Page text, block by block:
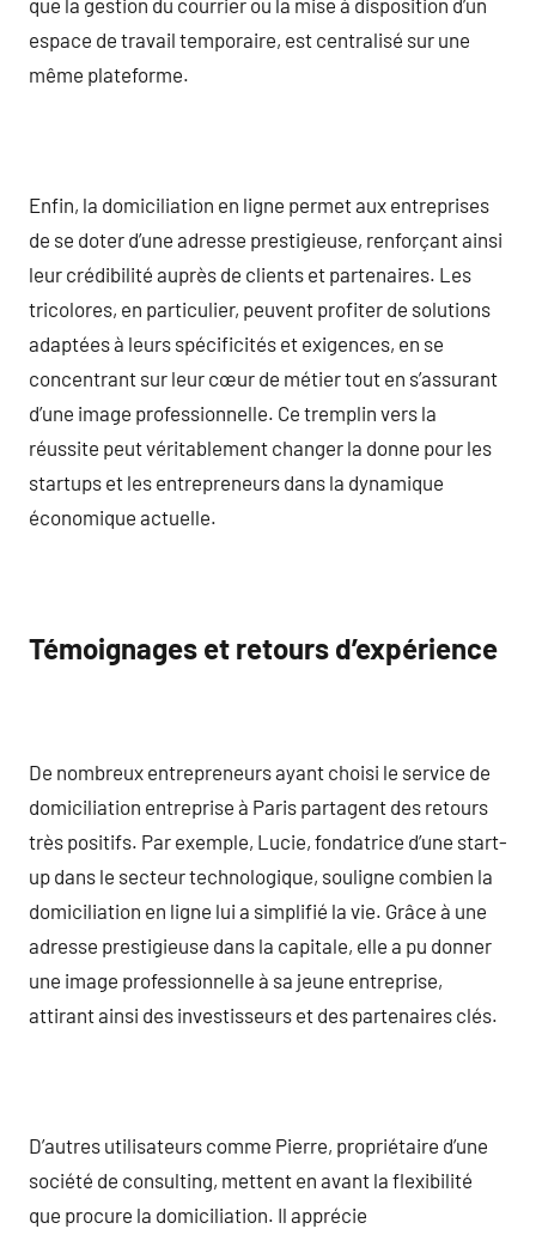
espace de travail temporaire, est centralisé sur une
même plateforme.
Enfin, la domiciliation en ligne permet aux entreprises
de se doter d’une adresse prestigieuse, renforçant ainsi
leur crédibilité auprès de clients et partenaires. Les
tricolores, en particulier, peuvent profiter de solutions
adaptées à leurs spécificités et exigences, en se
concentrant sur leur cœur de métier tout en s’assurant
d’une image professionnelle. Ce tremplin vers la
réussite peut véritablement changer la donne pour les
startups et les entrepreneurs dans la dynamique
économique actuelle.
Témoignages et retours d’expérience
De nombreux entrepreneurs ayant choisi le service de
domiciliation entreprise à Paris partagent des retours
très positifs. Par exemple, Lucie, fondatrice d’une start-
up dans le secteur technologique, souligne combien la
domiciliation en ligne lui a simplifié la vie. Grâce à une
adresse prestigieuse dans la capitale, elle a pu donner
une image professionnelle à sa jeune entreprise,
attirant ainsi des investisseurs et des partenaires clés.
D’autres utilisateurs comme Pierre, propriétaire d’une
société de consulting, mettent en avant la flexibilité
que procure la domiciliation. Il apprécie